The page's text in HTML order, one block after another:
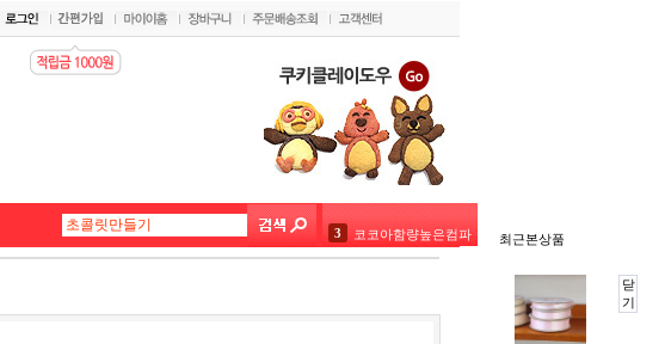
3 코코아함량높은컴파운드초콜릿 1kg(20%)
5 벨코라도 다크(론도5kg) 대용량
최근본상품
닫
기